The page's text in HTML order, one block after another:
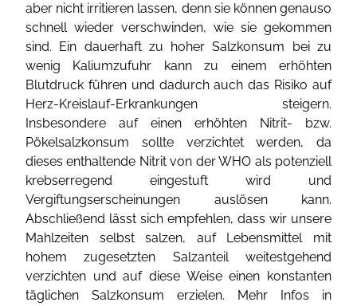
aber nicht irritieren lassen, denn sie können genauso
schnell wieder verschwinden, wie sie gekommen
sind. Ein dauerhaft zu hoher Salzkonsum bei zu
wenig Kaliumzufuhr kann zu einem erhöhten
Blutdruck führen und dadurch auch das Risiko auf
Herz-Kreislauf-Erkrankungen steigern.
Insbesondere auf einen erhöhten Nitrit- bzw.
Pökelsalzkonsum sollte verzichtet werden, da
dieses enthaltende Nitrit von der WHO als potenziell
krebserregend eingestuft wird und
Vergiftungserscheinungen auslösen kann.
Abschließend lässt sich empfehlen, dass wir unsere
Mahlzeiten selbst salzen, auf Lebensmittel mit
hohem zugesetzten Salzanteil weitestgehend
verzichten und auf diese Weise einen konstanten
täglichen Salzkonsum erzielen. Mehr Infos in